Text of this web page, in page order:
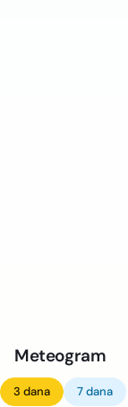
Meteogram
3 dana 7 dana